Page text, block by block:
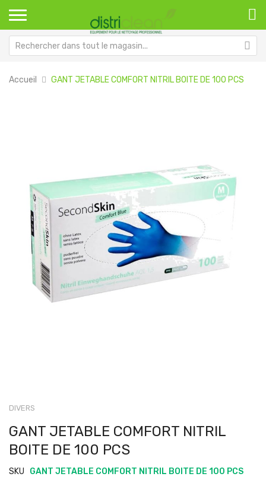
Accueil GANT JETABLE COMFORT NITRIL BOITE DE 100 PCS
galerie
d’images
DIVERS
GANT JETABLE COMFORT NITRIL
BOITE DE 100 PCS
SKU GANT JETABLE COMFORT NITRIL BOITE DE 100 PCS